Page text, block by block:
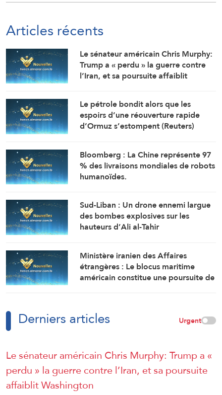
Articles récents
Le sénateur américain Chris Murphy:
Trump a « perdu » la guerre contre
l’Iran, et sa poursuite affaiblit
Le pétrole bondit alors que les
espoirs d’une réouverture rapide
d’Ormuz s’estompent (Reuters)
Bloomberg : La Chine représente 97
% des livraisons mondiales de robots
humanoïdes.
Sud-Liban : Un drone ennemi largue
des bombes explosives sur les
hauteurs d’Ali al-Tahir
Ministère iranien des Affaires
étrangères : Le blocus maritime
américain constitue une poursuite de
Derniers articles Urgent
Le sénateur américain Chris Murphy: Trump a «
perdu » la guerre contre l’Iran, et sa poursuite
affaiblit Washington